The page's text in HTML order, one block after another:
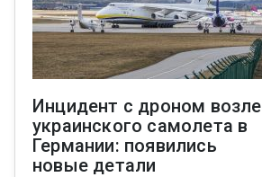
Инцидент с дроном возле
украинского самолета в
Германии: появились
новые детали